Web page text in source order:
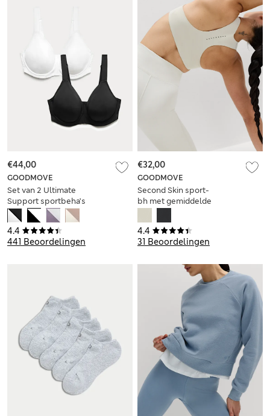
4.4
441 Beoordelingen
GOODMOVE
Set van 2 Ultimate
Support sportbeha’s
met beugel,
cupmaten A-H
€44,00
4.4
31 Beoordelingen
GOODMOVE
Second Skin sport-
bh met gemiddelde
gel
€32,00